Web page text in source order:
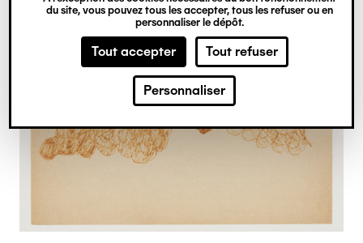
du site, vous pouvez tous les accepter, tous les refuser ou en
personnaliser le dépôt.
Tout accepter Tout refuser
Personnaliser
contenu